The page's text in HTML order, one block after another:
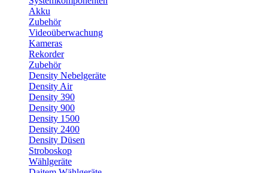
Akku
Zubehör
Videoüberwachung
Kameras
Rekorder
Zubehör
Density Nebelgeräte
Density Air
Density 390
Density 900
Density 1500
Density 2400
Density Düsen
Stroboskop
Wählgeräte